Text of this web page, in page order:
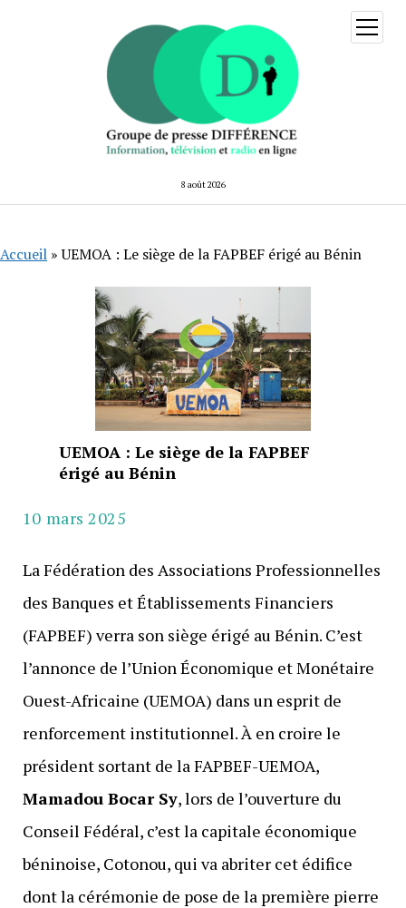
8 août 2026
ouvrir
menu
Accueil »UEMOA : Le siège de la FAPBEF érigé au Bénin
UEMOA : Le siège de la FAPBEF
érigé au Bénin
10 mars 2025
La Fédération des Associations Professionnelles
des Banques et Établissements Financiers
(FAPBEF) verra son siège érigé au Bénin. C’est
l’annonce de l’Union Économique et Monétaire
Ouest-Africaine (UEMOA) dans un esprit de
renforcement institutionnel. À en croire le
président sortant de la FAPBEF-UEMOA,
Mamadou Bocar Sy, lors de l’ouverture du
Conseil Fédéral, c’est la capitale économique
béninoise, Cotonou, qui va abriter cet édifice
dont la cérémonie de pose de la première pierre